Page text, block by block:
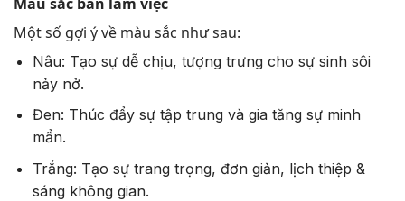
Một số gợi ý về màu sắc như sau:
Nâu: Tạo sự dễ chịu, tượng trưng cho sự sinh sôi
nảy nở.
Đen: Thúc đẩy sự tập trung và gia tăng sự minh
mẩn.
Trắng: Tạo sự trang trọng, đơn giản, lịch thiệp &
sáng không gian.